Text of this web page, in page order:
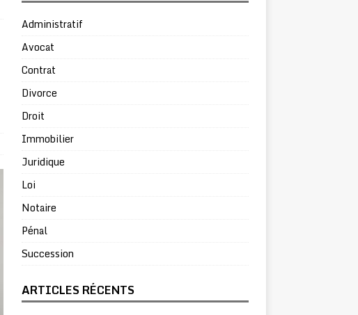
Administratif
Avocat
Contrat
Divorce
Droit
Immobilier
Juridique
Loi
Notaire
Pénal
Succession
ARTICLES RÉCENTS